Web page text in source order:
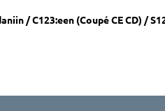
/ C123:een (Coupé CE CD) /